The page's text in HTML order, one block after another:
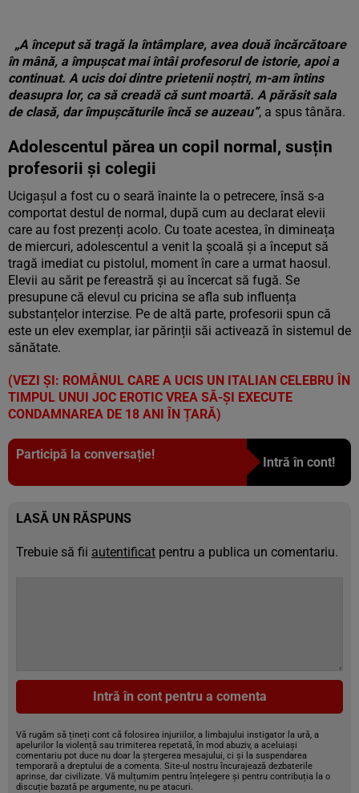
„A început să tragă la întâmplare, avea două încărcătoare
în mână, a împușcat mai întâi profesorul de istorie, apoi a
continuat. A ucis doi dintre prietenii noștri, m-am întins
deasupra lor, ca să creadă că sunt moartă. A părăsit sala
de clasă, dar împușcăturile încă se auzeau”, a spus tânăra.
Adolescentul părea un copil normal, susțin
profesorii și colegii
Ucigașul a fost cu o seară înainte la o petrecere, însă s-a
comportat destul de normal, după cum au declarat elevii
care au fost prezenți acolo. Cu toate acestea, în dimineața
de miercuri, adolescentul a venit la școală și a început să
tragă imediat cu pistolul, moment în care a urmat haosul.
Elevii au sărit pe fereastră și au încercat să fugă. Se
presupune că elevul cu pricina se afla sub influența
substanțelor interzise. Pe de altă parte, profesorii spun că
este un elev exemplar, iar părinții săi activează în sistemul de
sănătate.
(VEZI ȘI: ROMÂNUL CARE A UCIS UN ITALIAN CELEBRU ÎN
TIMPUL UNUI JOC EROTIC VREA SĂ-ȘI EXECUTE
CONDAMNAREA DE 18 ANI ÎN ȚARĂ)
Participă la conversație!
Intră în cont!
LASĂ UN RĂSPUNS
Trebuie să fii autentificat pentru a publica un comentariu.
Intră în cont pentru a comenta
Vă rugăm să țineți cont că folosirea injuriilor, a limbajului instigator la ură, a
apelurilor la violență sau trimiterea repetată, în mod abuziv, a aceluiași
comentariu pot duce nu doar la ștergerea mesajului, ci și la suspendarea
temporară a dreptului de a comenta. Site-ul nostru încurajează dezbaterile
aprinse, dar civilizate. Vă mulțumim pentru înțelegere și pentru contribuția la o
discuție bazată pe argumente, nu pe atacuri.